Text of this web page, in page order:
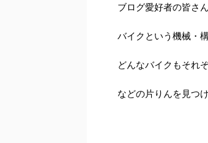
ブログ愛好者の皆さ
バイクという機械・
どんなバイクもそれ
などの片りんを見つ